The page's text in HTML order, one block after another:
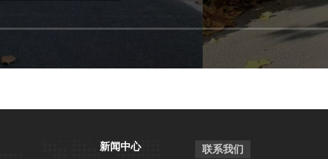
新闻中心 联系我们